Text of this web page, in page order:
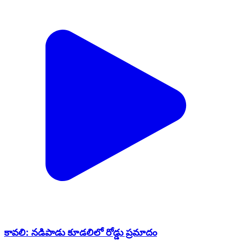
కావలి: నడిపాడు కూడలిలో రోడ్డు ప్రమాదం